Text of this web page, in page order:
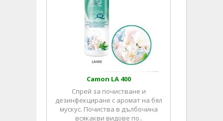
Camon LA 400
Спрей за почистване и
дезинфекциране с аромат на бял
мускус. Почиства в дълбочина
всякакви видове по..